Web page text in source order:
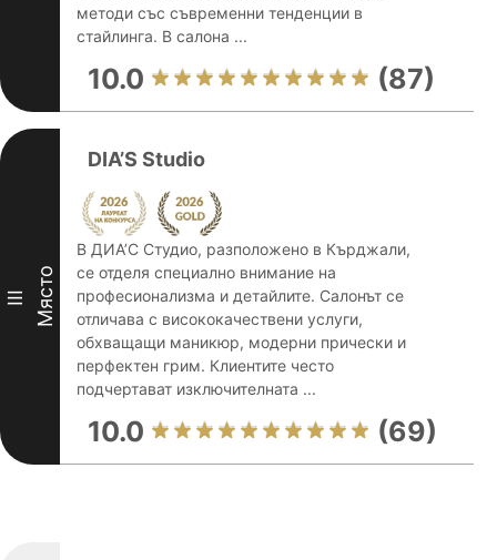
методи със съвременни тенденции в
стайлинга. В салона ...
10.0 (87)
III Място
DIA’S Studio
В ДИА’С Студио, разположено в Кърджали,
се отделя специално внимание на
професионализма и детайлите. Салонът се
отличава с висококачествени услуги,
обхващащи маникюр, модерни прически и
перфектен грим. Клиентите често
подчертават изключителната ...
10.0 (69)